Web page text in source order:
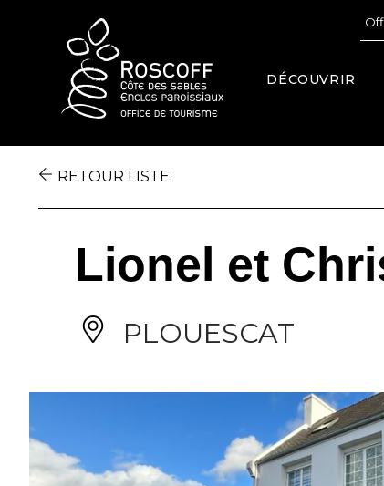
DÉCOUVRIR
RETOUR LISTE
Lionel et
PLOUESCAT